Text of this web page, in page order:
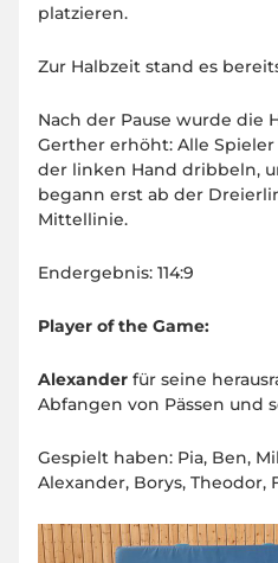
platzieren.
Zur Halbzeit stand es
Nach der Pause wurde die
Gerther erhöht: Alle
der linken Hand dribbeln,
begann erst ab der
Mittellinie.
Endergebnis: 114:9
Player of the Game:
Alexander für seine
Abfangen von Pässen und
Gespielt haben: Pia, Ben,
Alexander, Borys, Theodor,